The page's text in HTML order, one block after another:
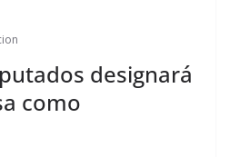
designará
como